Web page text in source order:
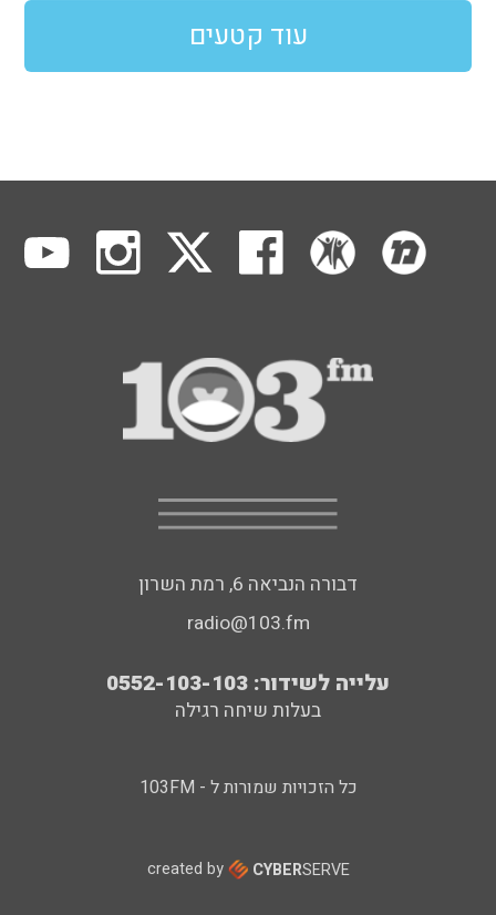
עוד קטעים
דבורה הנביאה 6, רמת השרון
radio@103.fm
עלייה לשידור: 0552-103-103
בעלות שיחה רגילה
כל הזכויות שמורות ל - 103FM
created by CYBERSERVE